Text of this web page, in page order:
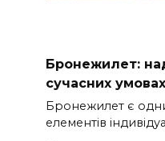
Бронежилет:
сучасних умовах
Бронежилет є
елементів